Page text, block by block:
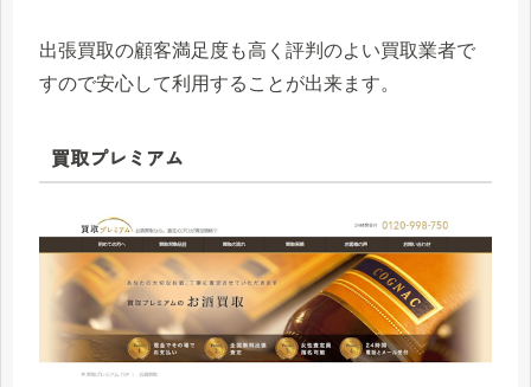
出張買取の顧客満足度も高く評判のよい買取業者で
すので安心して利用することが出来ます。
買取プレミアム